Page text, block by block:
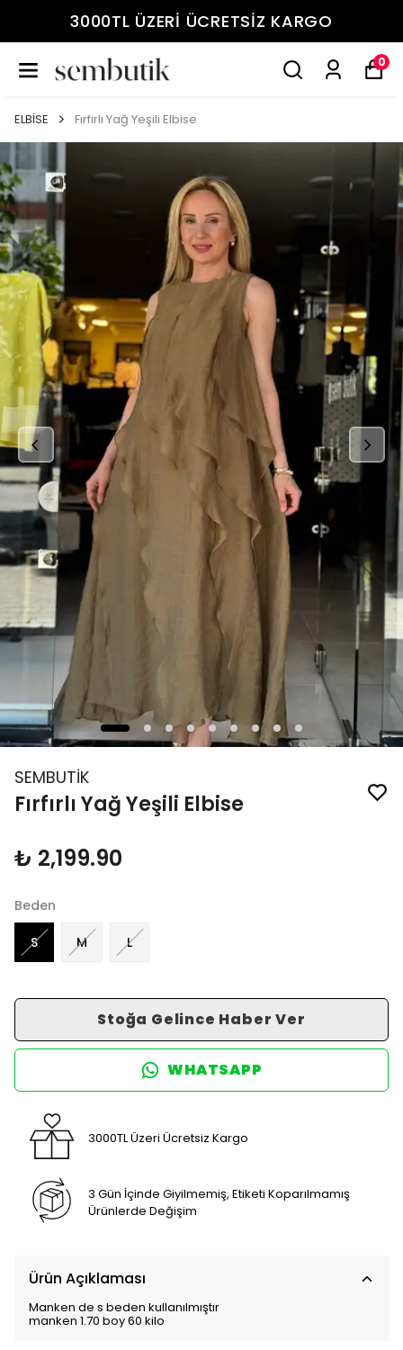
3000TL ÜZERİ ÜCRETSİZ KARGO
0
ELBİSE Fırfırlı Yağ Yeşili Elbise
SEMBUTİK
Fırfırlı Yağ Yeşili Elbise
₺ 2,199.90
Beden
S M L
Stoğa Gelince Haber Ver
WHATSAPP
3000TL Üzeri Ücretsiz Kargo
3 Gün İçinde Giyilmemiş, Etiketi Koparılmamış
Ürünlerde Değişim
Ürün Açıklaması
Manken de s beden kullanılmıştır
manken 1.70 boy 60 kilo